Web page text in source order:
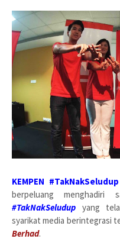
KEMPEN
berpeluang menghadiri
#TakNakSeludup yang
syarikat media berintegrasi
Berhad.